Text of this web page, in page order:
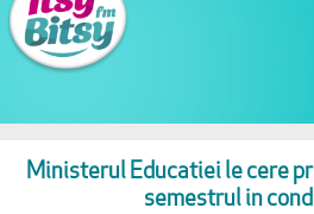
Ministerul Educatiei le cere
semestrul in